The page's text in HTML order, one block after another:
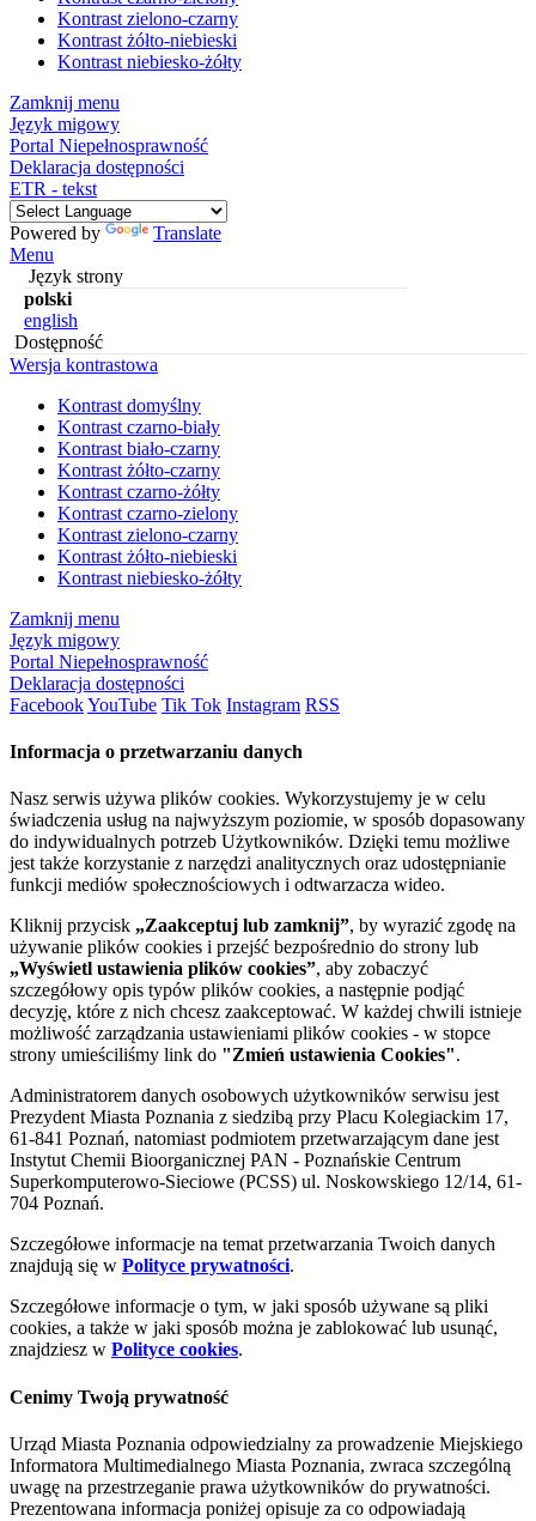
Kontrast zielono-czarny
Kontrast żółto-niebieski
Kontrast niebiesko-żółty
Zamknij menu
Język migowy
Portal Niepełnosprawność
Deklaracja dostępności
ETR - tekst
Powered by
Translate
Menu
Język strony
polski
english
Dostępność
Wersja kontrastowa
Kontrast domyślny
Kontrast czarno-biały
Kontrast biało-czarny
Kontrast żółto-czarny
Kontrast czarno-żółty
Kontrast czarno-zielony
Kontrast zielono-czarny
Kontrast żółto-niebieski
Kontrast niebiesko-żółty
Zamknij menu
Język migowy
Portal Niepełnosprawność
Deklaracja dostępności
FacebookYouTube Tik Tok Instagram RSS
Informacja o przetwarzaniu danych
Nasz serwis używa plików cookies. Wykorzystujemy je w celu
świadczenia usług na najwyższym poziomie, w sposób dopasowany
do indywidualnych potrzeb Użytkowników. Dzięki temu możliwe
jest także korzystanie z narzędzi analitycznych oraz udostępnianie
funkcji mediów społecznościowych i odtwarzacza wideo.
Kliknij przycisk „Zaakceptuj lub zamknij”, by wyrazić zgodę na
używanie plików cookies i przejść bezpośrednio do strony lub
„Wyświetl ustawienia plików cookies”, aby zobaczyć
szczegółowy opis typów plików cookies, a następnie podjąć
decyzję, które z nich chcesz zaakceptować. W każdej chwili istnieje
możliwość zarządzania ustawieniami plików cookies - w stopce
strony umieściliśmy link do "Zmień ustawienia Cookies".
Administratorem danych osobowych użytkowników serwisu jest
Prezydent Miasta Poznania z siedzibą przy Placu Kolegiackim 17,
61-841 Poznań, natomiast podmiotem przetwarzającym dane jest
Instytut Chemii Bioorganicznej PAN - Poznańskie Centrum
Superkomputerowo-Sieciowe (PCSS) ul. Noskowskiego 12/14, 61-
704 Poznań.
Szczegółowe informacje na temat przetwarzania Twoich danych
znajdują się w Polityce prywatności.
Szczegółowe informacje o tym, w jaki sposób używane są pliki
cookies, a także w jaki sposób można je zablokować lub usunąć,
znajdziesz w Polityce cookies.
Cenimy Twoją prywatność
Urząd Miasta Poznania odpowiedzialny za prowadzenie Miejskiego
Informatora Multimedialnego Miasta Poznania, zwraca szczególną
uwagę na przestrzeganie prawa użytkowników do prywatności.
Prezentowana informacja poniżej opisuje za co odpowiadają